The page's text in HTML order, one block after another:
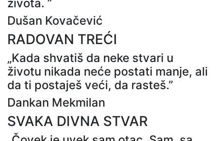
života. ”
Dušan Kovačević
RADOVAN TREĆI
„Kada shvatiš da neke stvari u
životu nikada neće postati manje, ali
da ti postaješ veći, da rasteš.”
Dankan Mekmilan
SVAKA DIVNA STVAR